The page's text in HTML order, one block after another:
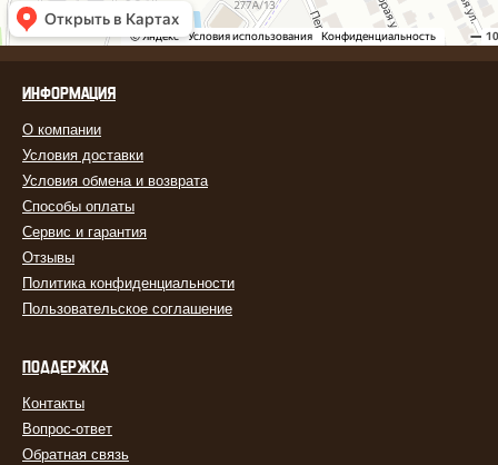
ИНФОРМАЦИЯ
О компании
Условия доставки
Условия обмена и возврата
Способы оплаты
Сервис и гарантия
Отзывы
Политика конфиденциальности
Пользовательское соглашение
ПОДДЕРЖКА
Контакты
Вопрос-ответ
Обратная связь